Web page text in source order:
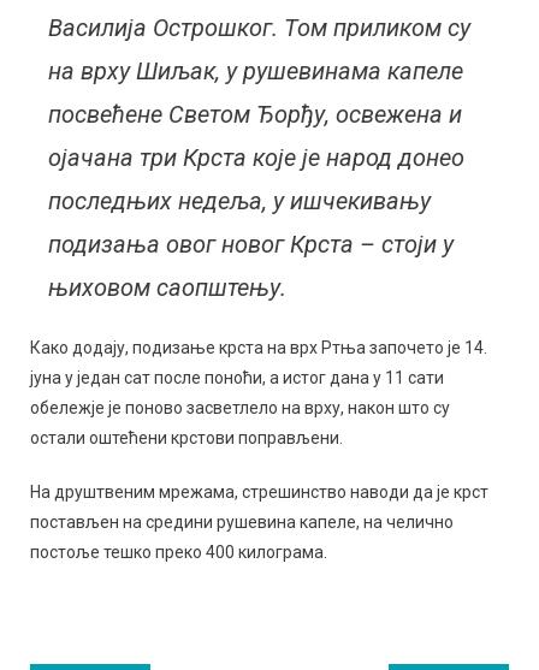
Василија Острошког. Том приликом су
на врху Шиљак, у рушевинама капеле
посвећене Светом Ђорђу, освежена и
ојачана три Крста које је народ донео
последњих недеља, у ишчекивању
подизања овог новог Крста – стоји у
њиховом саопштењу.
Како додају, подизање крста на врх Ртња започето је 14.
јуна у један сат после поноћи, а истог дана у 11 сати
обележје је поново засветлело на врху, након што су
остали оштећени крстови поправљени.
На друштвеним мрежама, стрешинство наводи да је крст
постављен на средини рушевина капеле, на челично
постоље тешко преко 400 килограма.